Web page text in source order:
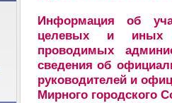
Информация об
целевых и иных
проводимых
сведения об
руководителей и
Мирного городского